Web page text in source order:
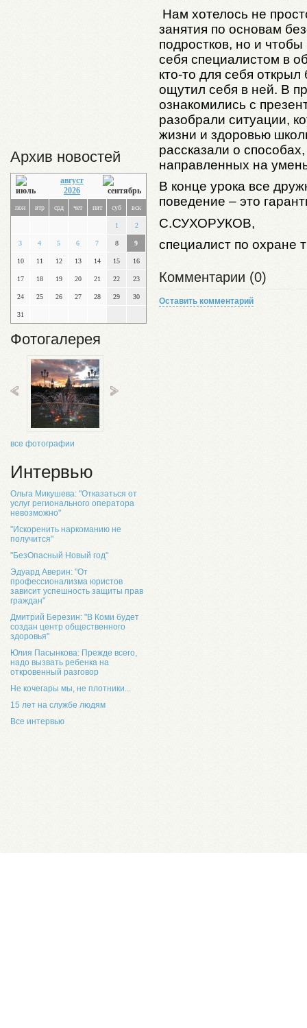
Архив новостей
август
2026
пон втр срд чет пят суб вск
1 2
3 4 5 6 7 8 9
10 11 12 13 14 15 16
17 18 19 20 21 22 23
24 25 26 27 28 29 30
31
Фотогалерея
все фотографии
Интервью
Ольга Микушева: "Отказаться от
услуг регионального оператора
невозможно"
"Искоренить наркоманию не
получится"
"БезОпасный Новый год"
Эдуард Аверин: "От
профессионализма юристов
зависит успешность защиты прав
граждан"
Дмитрий Березин: "В Коми будет
создан центр общественного
здоровья"
Юлия Пасынкова: Прежде всего,
надо вызвать ребенка на
откровенный разговор
Не кочегары мы, не плотники...
15 лет на службе людям
Все интервью
Нам хотелось не
занятия по основам
подростков, но и
себя специалистом в
кто-то для себя
ощутил себя в ней. В
ознакомились с
разобрали ситуации,
жизни и здоровью
рассказали о
направленных на
В конце урока все
поведение – это
С.СУХОРУКОВ,
специалист по
Комментарии (0)
Оставить комментарий